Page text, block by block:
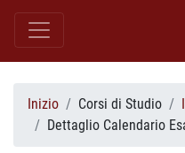
Inizio Corsi di Studio
Dettaglio Calendario